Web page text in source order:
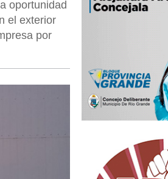
oportunidad
el exterior
por